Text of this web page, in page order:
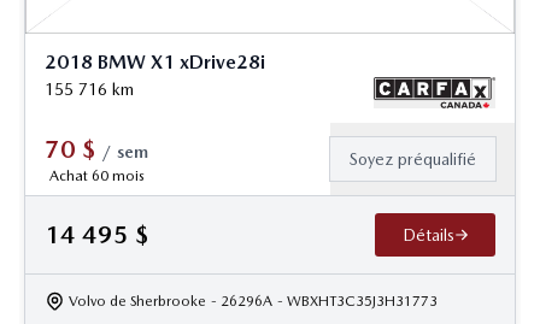
2018 BMW X1 xDrive28i
155 716 km
70 $ / sem
Achat 60 mois
Soyez préqualifié
14 495 $ Détails
Volvo de Sherbrooke - 26296A - WBXHT3C35J3H31773